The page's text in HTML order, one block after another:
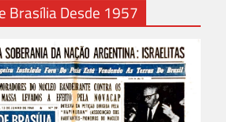
Brasília Desde 1957